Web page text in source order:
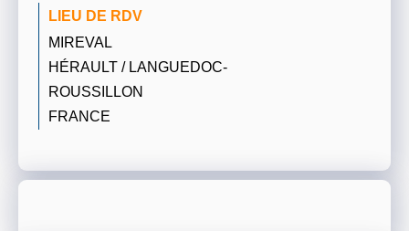
LIEU DE RDV
MIREVAL
HÉRAULT / LANGUEDOC-
ROUSSILLON
FRANCE